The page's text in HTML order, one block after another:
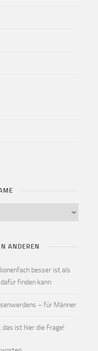
ANDEREN
besser ist als
finden kann
– für Männer
das ist hier die Frage!